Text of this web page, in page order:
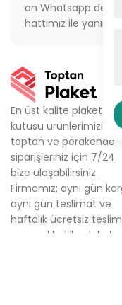
an Whatsapp
hattımız ile
En üst kalite plaket
kutusu ürünlerimizi,
toptan ve perakende
siparişleriniz için 7/24
bize ulaşabilirsiniz.
Firmamız; aynı gün
aynı gün teslimat ve
haftalık ücretsiz
seçenekleri ile plaket